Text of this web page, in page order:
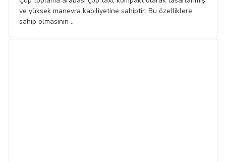
ve yüksek manevra kabiliyetine sahiptir. Bu özelliklere
sahip olmasının ..